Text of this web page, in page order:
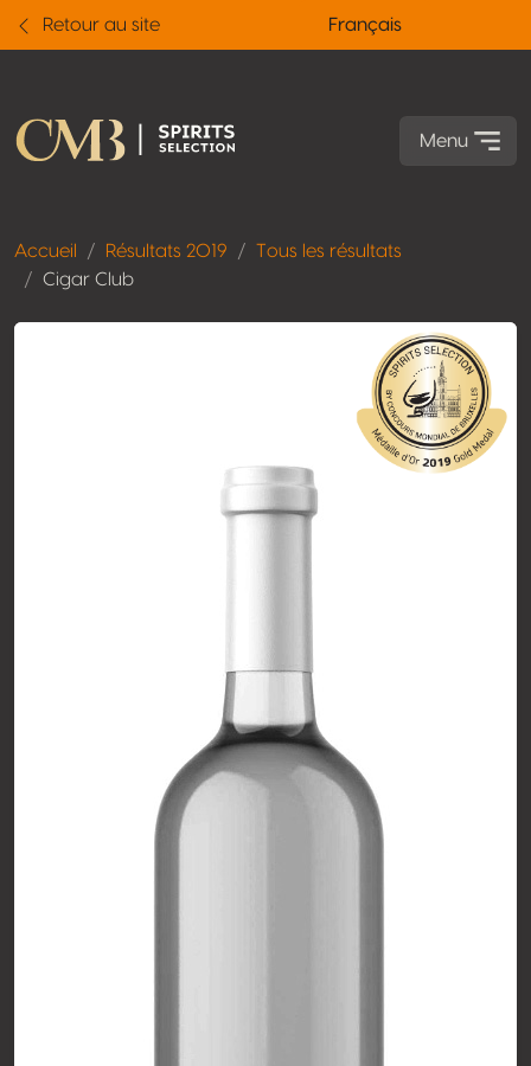
Retour au site Français
Menu
Accueil Résultats 2019
Tous les résultats
Cigar Club